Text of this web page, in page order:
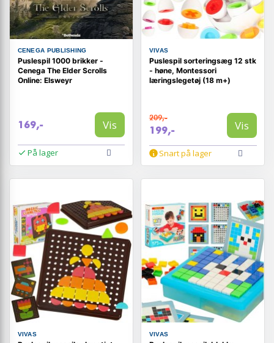
CENEGA PUBLISHING
Puslespil 1000 brikker -
Cenega The Elder Scrolls
Online: Elsweyr
169,- Vis
På lager
VIVAS
Puslespil sorteringsæg 12 stk
- høne, Montessori
læringslegetøj (18 m+)
209,-
199,- Vis
Snart på lager
VIVAS VIVAS